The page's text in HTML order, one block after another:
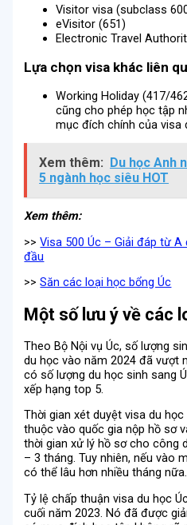
Visitor visa (subclass
eVisitor (651)
Electronic Travel
Lựa chọn visa khác liên
Working Holiday (417/
cũng cho phép học tập
mục đích chính của visa
Xem thêm: Du học Anh
5 ngành học siêu HOT
Xem thêm:
>>Visa 500 Úc – Giải đáp từ
đầu
>>Săn các loại học bổng Úc
Một số lưu ý về các
Theo Bộ Nội vụ Úc, số lượng
du học vào năm 2024 đã vượt
có số lượng du học sinh sang
xếp hạng top 5.
Thời gian xét duyệt visa du
thuộc vào quốc gia nộp hồ sơ
thời gian xử lý hồ sơ cho công
– 3 tháng. Tuy nhiên, nếu vào
có thể lâu hơn nhiều tháng nữa.
Tỷ lệ chấp thuận visa du học
cuối năm 2023. Nó đã được